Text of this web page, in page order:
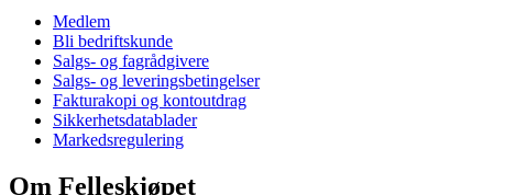
Medlem
Bli bedriftskunde
Salgs- og fagrådgivere
Salgs- og leveringsbetingelser
Fakturakopi og kontoutdrag
Sikkerhetsdatablader
Markedsregulering
Om Felleskjøpet